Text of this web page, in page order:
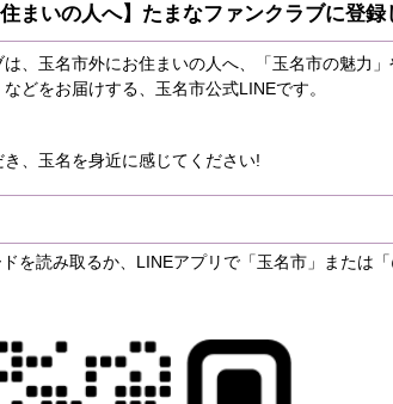
住まいの人へ】たまなファンクラブに登
、玉名市外にお住まいの人へ、「玉名市の魅力
どをお届けする、玉名市公式LINEです。
、玉名を身近に感じてください!
を読み取るか、LINEアプリで「玉名市」または